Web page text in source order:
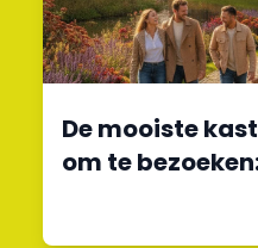
De mooiste
om te